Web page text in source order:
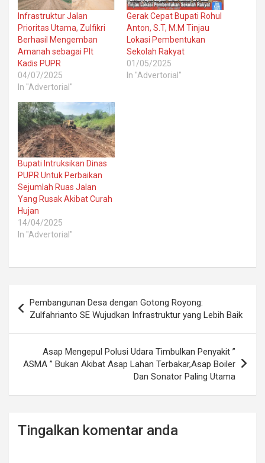
Infrastruktur Jalan
Prioritas Utama, Zulfikri
Berhasil Mengemban
Amanah sebagai Plt
Kadis PUPR
04/07/2025
In "Advertorial"
Gerak Cepat Bupati Rohul
Anton, S.T, M.M Tinjau
Lokasi Pembentukan
Sekolah Rakyat
01/05/2025
In "Advertorial"
Bupati Intruksikan Dinas
PUPR Untuk Perbaikan
Sejumlah Ruas Jalan
Yang Rusak Akibat Curah
Hujan
14/04/2025
In "Advertorial"
navigation
Pembangunan Desa dengan Gotong Royong:
Zulfahrianto SE Wujudkan Infrastruktur yang Lebih Baik
Asap Mengepul Polusi Udara Timbulkan Penyakit ”
ASMA ” Bukan Akibat Asap Lahan Terbakar,Asap Boiler
Dan Sonator Paling Utama
Tingalkan komentar anda